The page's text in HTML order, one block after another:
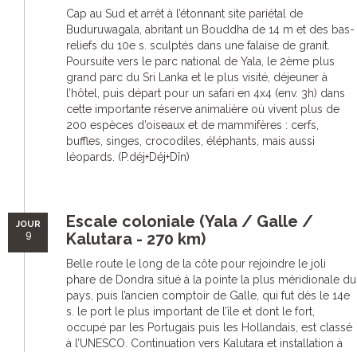
Cap au Sud et arrêt à l’étonnant site pariétal de
Buduruwagala, abritant un Bouddha de 14 m et des bas-
reliefs du 10e s. sculptés dans une falaise de granit.
Poursuite vers le parc national de Yala, le 2ème plus
grand parc du Sri Lanka et le plus visité, déjeuner à
l’hôtel, puis départ pour un safari en 4x4 (env. 3h) dans
cette importante réserve animalière où vivent plus de
200 espèces d’oiseaux et de mammifères : cerfs,
buffles, singes, crocodiles, éléphants, mais aussi
léopards. (P.déj+Déj+Dîn)
JOUR
9
Escale coloniale (Yala / Galle /
Kalutara - 270 km)
Belle route le long de la côte pour rejoindre le joli
phare de Dondra situé à la pointe la plus méridionale du
pays, puis l’ancien comptoir de Galle, qui fut dès le 14e
s. le port le plus important de l’île et dont le fort,
occupé par les Portugais puis les Hollandais, est classé
à l’UNESCO. Continuation vers Kalutara et installation à